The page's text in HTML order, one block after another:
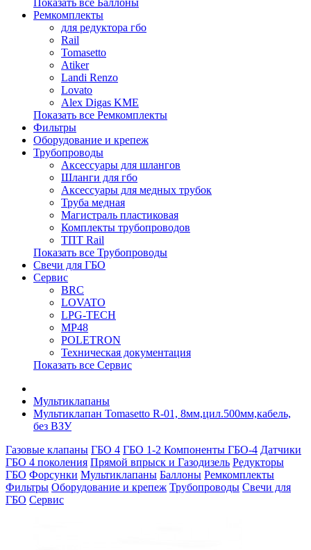
Показать все Баллоны
Ремкомплекты
для редуктора гбо
Rail
Tomasetto
Atiker
Landi Renzo
Lovato
Alex Digas KME
Показать все Ремкомплекты
Фильтры
Оборудование и крепеж
Трубопроводы
Аксессуары для шлангов
Шланги для гбо
Аксессуары для медных трубок
Труба медная
Магистраль пластиковая
Комплекты трубопроводов
ТПТ Rail
Показать все Трубопроводы
Свечи для ГБО
Сервис
BRC
LOVATO
LPG-TECH
MP48
POLETRON
Техническая документация
Показать все Сервис
Мультиклапаны
Мультиклапан Tomasetto R-01, 8мм,цил.500мм,кабель,
без ВЗУ
Газовые клапаны ГБО 4 ГБО 1-2 Компоненты ГБО-4 Датчики
ГБО 4 поколения Прямой впрыск и Газодизель Редукторы
ГБО Форсунки Мультиклапаны Баллоны Ремкомплекты
Фильтры Оборудование и крепеж Трубопроводы Свечи для
ГБО Сервис